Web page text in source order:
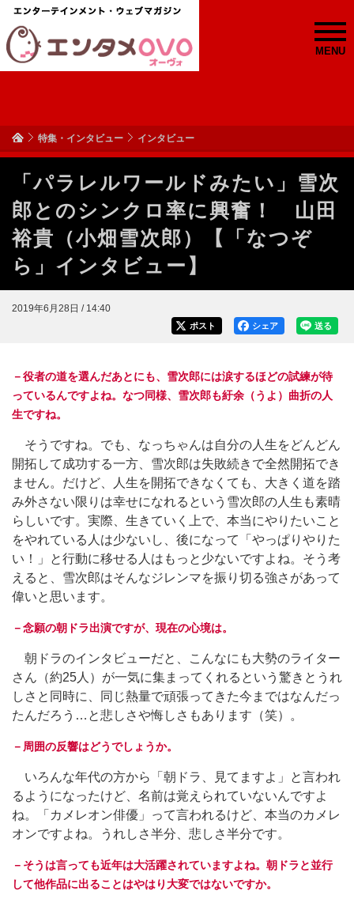
MENU
特集・インタビュー インタビュー
「パラレルワールドみたい」雪次
郎とのシンクロ率に興奮！ 山田
裕貴（小畑雪次郎）【「なつぞ
ら」インタビュー】
2019年6月28日 / 14:40
送る
シェア
ポスト
－役者の道を選んだあとにも、雪次郎には涙するほどの試練が待
っているんですよね。なつ同様、雪次郎も紆余（うよ）曲折の人
生ですね。
そうですね。でも、なっちゃんは自分の人生をどんどん
開拓して成功する一方、雪次郎は失敗続きで全然開拓でき
ません。だけど、人生を開拓できなくても、大きく道を踏
み外さない限りは幸せになれるという雪次郎の人生も素晴
らしいです。実際、生きていく上で、本当にやりたいこと
をやれている人は少ないし、後になって「やっぱりやりた
い！」と行動に移せる人はもっと少ないですよね。そう考
えると、雪次郎はそんなジレンマを振り切る強さがあって
偉いと思います。
－念願の朝ドラ出演ですが、現在の心境は。
朝ドラのインタビューだと、こんなにも大勢のライター
さん（約25人）が一気に集まってくれるという驚きとうれ
しさと同時に、同じ熱量で頑張ってきた今まではなんだっ
たんだろう…と悲しさや悔しさもあります（笑）。
－周囲の反響はどうでしょうか。
いろんな年代の方から「朝ドラ、見てますよ」と言われ
るようになったけど、名前は覚えられていないんですよ
ね。「カメレオン俳優」って言われるけど、本当のカメレ
オンですよね。うれしさ半分、悲しさ半分です。
－そうは言っても近年は大活躍されていますよね。朝ドラと並行
して他作品に出ることはやはり大変ではないですか。